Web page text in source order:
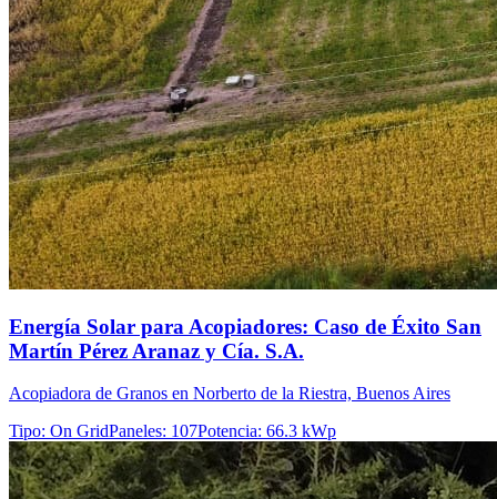
Energía Solar para Acopiadores: Caso de Éxito San
Martín Pérez Aranaz y Cía. S.A.
Acopiadora de Granos en Norberto de la Riestra, Buenos Aires
Tipo: On GridPaneles: 107Potencia: 66.3 kWp